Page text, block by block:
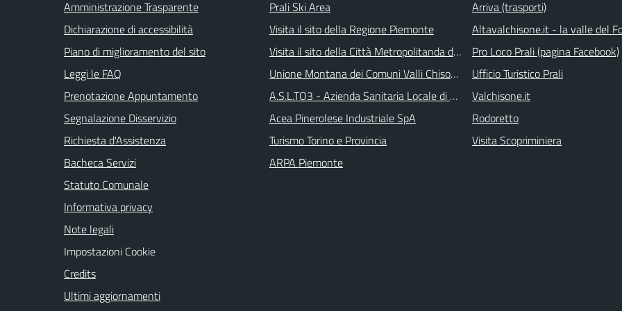
Amministrazione Trasparente
Dichiarazione di accessibilità
Piano di miglioramento del sito
Leggi le FAQ
Prenotazione Appuntamento
Segnalazione Disservizio
Richiesta d'Assistenza
Bacheca Servizi
Statuto Comunale
Informativa privacy
Note legali
Impostazioni Cookie
Credits
Ultimi aggiornamenti
Prali Ski Area
Visita il sito della Regione Piemonte
Visita il sito della Città Metropolitanda di Torino
Unione Montana dei Comuni Valli Chisone e Germanasca
A.S.L.TO3 - Azienda Sanitaria Locale di Collegno e Pinerolo
Acea Pinerolese Industriale SpA
Turismo Torino e Provincia
ARPA Piemonte
Arriva (trasporti)
Altavalchisone.it - la valle del
Pro Loco Prali (pagina Facebook)
Ufficio Turistico Prali
Valchisone.it
Rodoretto
Visita Scopriminiera